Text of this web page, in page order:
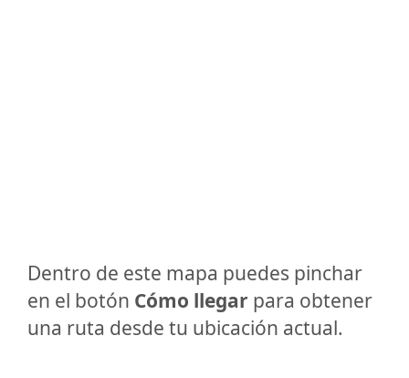
Dentro de este mapa puedes pinchar
en el botón Cómo llegar para obtener
una ruta desde tu ubicación actual.